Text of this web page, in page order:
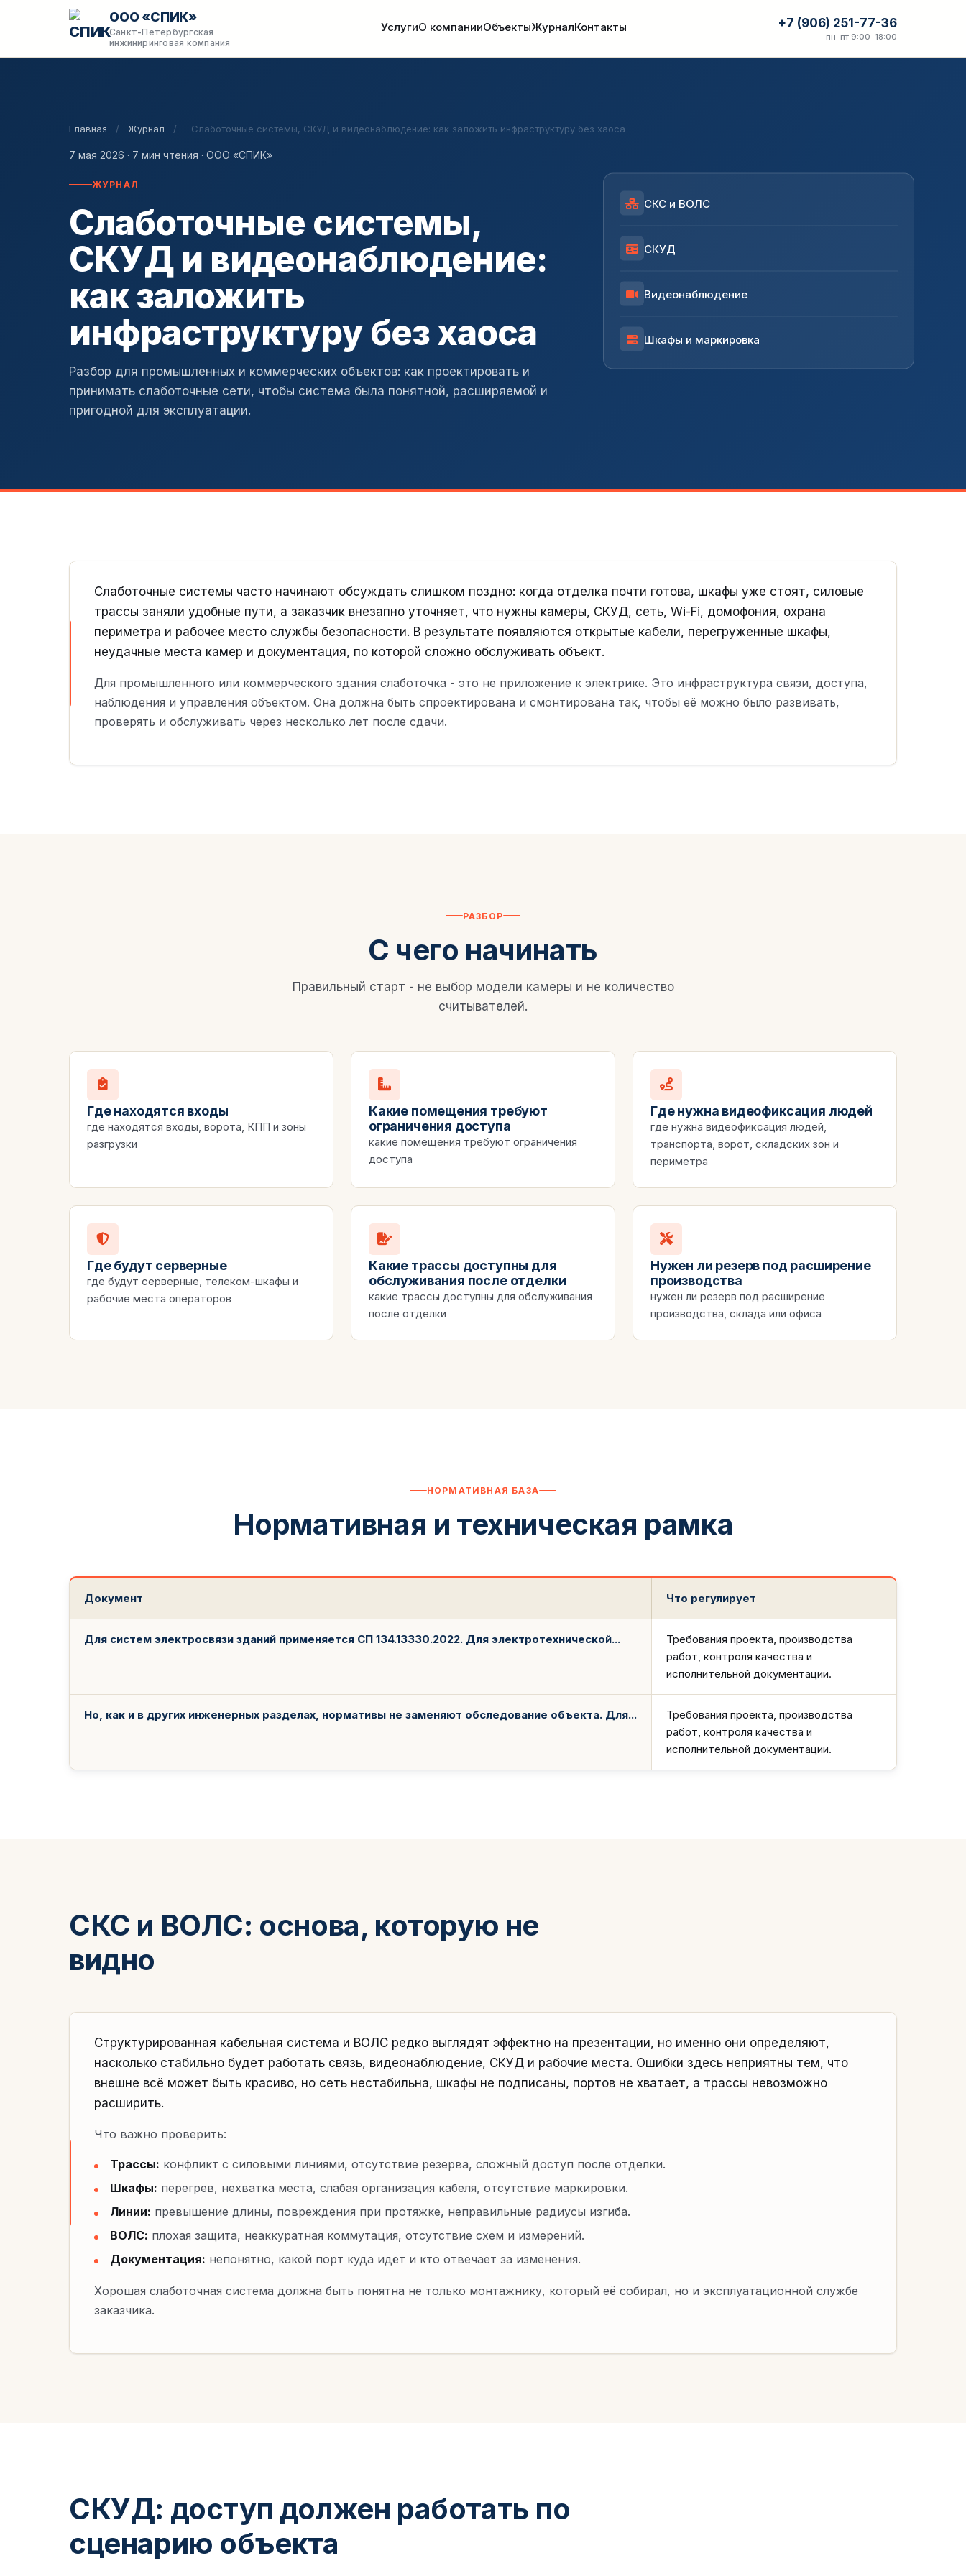
ООО «СПИК»
Санкт-Петербургская
инжиниринговая компания
УслугиО компанииОбъектыЖурналКонтакты +7 (906) 251-77-36
пн–пт 9:00–18:00
Главная / Журнал / Слаботочные системы, СКУД и видеонаблюдение: как заложить инфраструктуру без хаоса
7 мая 2026 · 7 мин чтения · ООО «СПИК»
ЖУРНАЛ
Слаботочные системы,
СКУД и видеонаблюдение:
как заложить
инфраструктуру без хаоса
Разбор для промышленных и коммерческих объектов: как проектировать и
принимать слаботочные сети, чтобы система была понятной, расширяемой и
пригодной для эксплуатации.
СКС и ВОЛС
СКУД
Видеонаблюдение
Шкафы и маркировка
Слаботочные системы часто начинают обсуждать слишком поздно: когда отделка почти готова, шкафы уже стоят, силовые
трассы заняли удобные пути, а заказчик внезапно уточняет, что нужны камеры, СКУД, сеть, Wi-Fi, домофония, охрана
периметра и рабочее место службы безопасности. В результате появляются открытые кабели, перегруженные шкафы,
неудачные места камер и документация, по которой сложно обслуживать объект.
Для промышленного или коммерческого здания слаботочка - это не приложение к электрике. Это инфраструктура связи, доступа,
наблюдения и управления объектом. Она должна быть спроектирована и смонтирована так, чтобы её можно было развивать,
проверять и обслуживать через несколько лет после сдачи.
РАЗБОР
С чего начинать
Правильный старт - не выбор модели камеры и не количество
считывателей.
Где находятся входы
где находятся входы, ворота, КПП и зоны
разгрузки
Какие помещения требуют
ограничения доступа
какие помещения требуют ограничения
доступа
Где нужна видеофиксация людей
где нужна видеофиксация людей,
транспорта, ворот, складских зон и
периметра
Где будут серверные
где будут серверные, телеком-шкафы и
рабочие места операторов
Какие трассы доступны для
обслуживания после отделки
какие трассы доступны для обслуживания
после отделки
Нужен ли резерв под расширение
производства
нужен ли резерв под расширение
производства, склада или офиса
НОРМАТИВНАЯ БАЗА
Нормативная и техническая рамка
Документ Что регулирует
Для систем электросвязи зданий применяется СП 134.13330.2022. Для электротехнической...
Требования проекта, производства
работ, контроля качества и
исполнительной документации.
Но, как и в других инженерных разделах, нормативы не заменяют обследование объекта. Для...
Требования проекта, производства
работ, контроля качества и
исполнительной документации.
СКС и ВОЛС: основа, которую не
видно
Структурированная кабельная система и ВОЛС редко выглядят эффектно на презентации, но именно они определяют,
насколько стабильно будет работать связь, видеонаблюдение, СКУД и рабочие места. Ошибки здесь неприятны тем, что
внешне всё может быть красиво, но сеть нестабильна, шкафы не подписаны, портов не хватает, а трассы невозможно
расширить.
Что важно проверить:
Трассы: конфликт с силовыми линиями, отсутствие резерва, сложный доступ после отделки.
Шкафы: перегрев, нехватка места, слабая организация кабеля, отсутствие маркировки.
Линии: превышение длины, повреждения при протяжке, неправильные радиусы изгиба.
ВОЛС: плохая защита, неаккуратная коммутация, отсутствие схем и измерений.
Документация: непонятно, какой порт куда идёт и кто отвечает за изменения.
Хорошая слаботочная система должна быть понятна не только монтажнику, который её собирал, но и эксплуатационной службе
заказчика.
СКУД: доступ должен работать по
сценарию объекта